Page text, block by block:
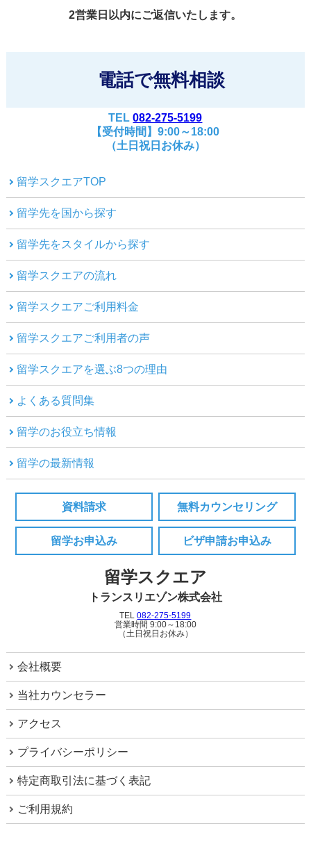
2営業日以内にご返信いたします。
電話で無料相談
TEL082-275-5199
【受付時間】9:00～18:00
（土日祝日お休み）
留学スクエアTOP
留学先を国から探す
留学先をスタイルから探す
留学スクエアの流れ
留学スクエアご利用料金
留学スクエアご利用者の声
留学スクエアを選ぶ8つの理由
よくある質問集
留学のお役立ち情報
留学の最新情報
資料請求 無料カウンセリング
留学お申込み ビザ申請お申込み
留学スクエア
トランスリエゾン株式会社
TEL082-275-5199
営業時間 9:00～18:00
（土日祝日お休み）
会社概要
当社カウンセラー
アクセス
プライバシーポリシー
特定商取引法に基づく表記
ご利用規約